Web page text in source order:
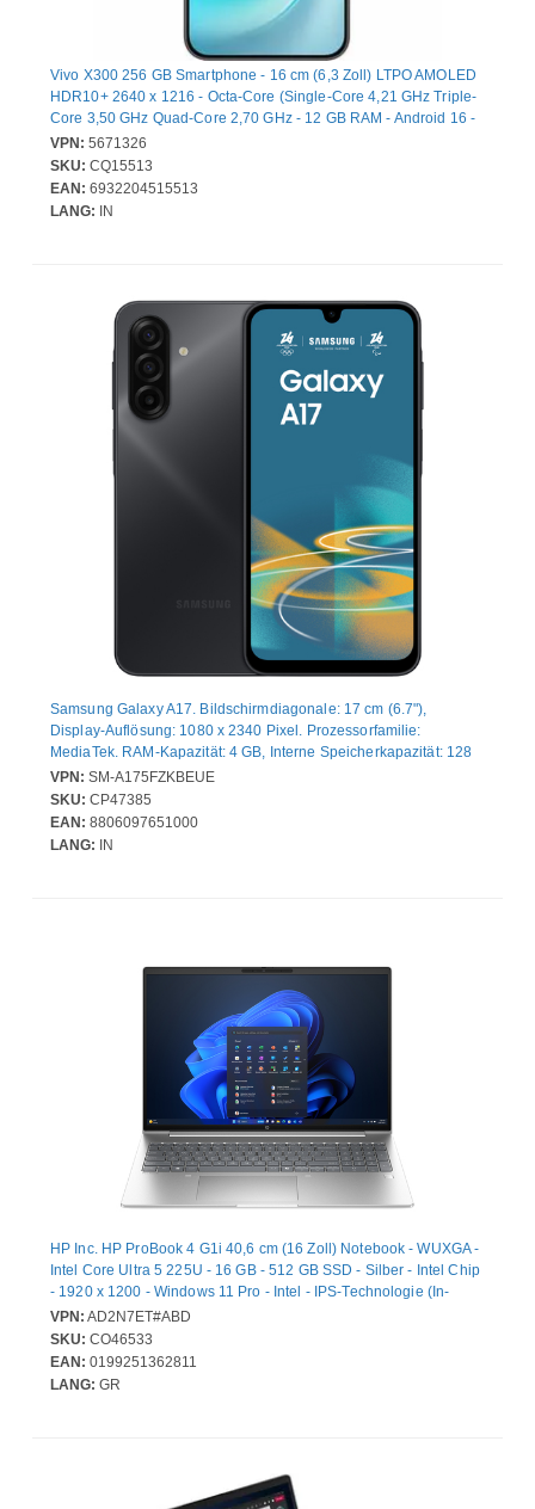
Vivo X300 256 GB Smartphone - 16 cm (6,3 Zoll) LTPO AMOLED
HDR10+ 2640 x 1216 - Octa-Core (Single-Core 4,21 GHz Triple-
Core 3,50 GHz Quad-Core 2,70 GHz - 12 GB RAM - Android 16 -
5G - Schwarz - Bar - 2 SIM Support - kein SIM-Lock - Front
Camera: 50 Megapixel - Rear Camera: 200 Megapixel / 50
Megapixel / 50 Megapixel - 5360 mAh Akku - Near Field
Kommunikation
VPN: 5671326
SKU: CQ15513
EAN: 6932204515513
LANG: IN
Samsung Galaxy A17. Bildschirmdiagonale: 17 cm (6.7"),
Display-Auflösung: 1080 x 2340 Pixel. Prozessorfamilie:
MediaTek. RAM-Kapazität: 4 GB, Interne Speicherkapazität: 128
GB. Auflösung Rückkamera (numerisch): 50 MP, Rückkamera-
Typ: Dreifach-Kamera. SIM-Kartensteckplätze: Hybride Dual-SIM.
Akku-/Batteriekapazität: 5000 mAh. Produktfarbe: Schwarz.
Gewicht: 190 g
VPN: SM-A175FZKBEUE
SKU: CP47385
EAN: 8806097651000
LANG: IN
HP Inc. HP ProBook 4 G1i 40,6 cm (16 Zoll) Notebook - WUXGA -
Intel Core Ultra 5 225U - 16 GB - 512 GB SSD - Silber - Intel Chip
- 1920 x 1200 - Windows 11 Pro - Intel - IPS-Technologie (In-
Plane-Switching) - Webcam - IEEE 802.11be Wireless LAN-
Standard
VPN: AD2N7ET#ABD
SKU: CO46533
EAN: 0199251362811
LANG: GR